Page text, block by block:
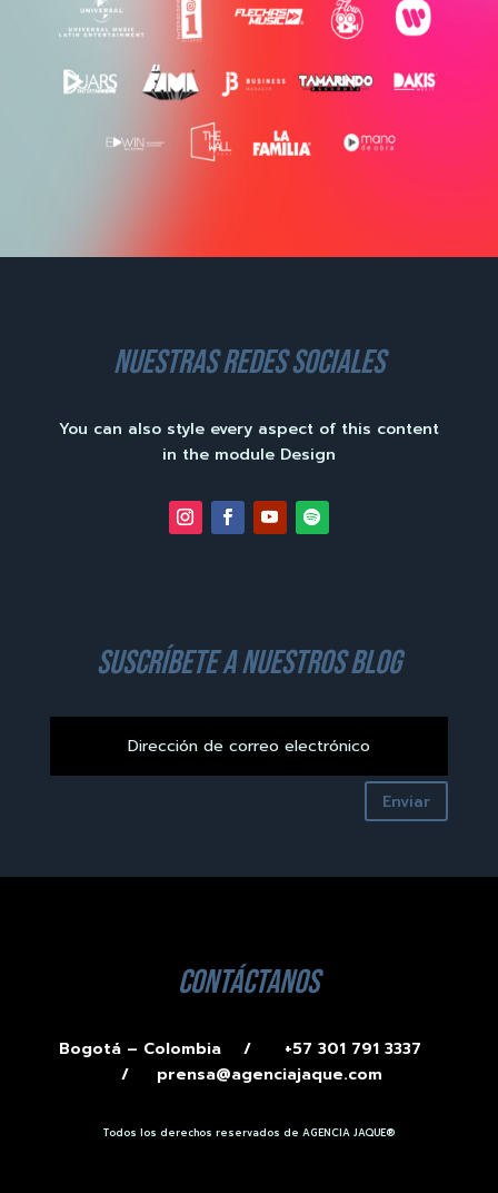
nuestras redes sociales
You can also style every aspect of this content
in the module Design
suscríbete a nuestros blog
Enviar
contáctanos
Bogotá – Colombia /
+57 301 791 3337
/ prensa@agenciajaque.com
Todos los derechos reservados de AGENCIA JAQUE®